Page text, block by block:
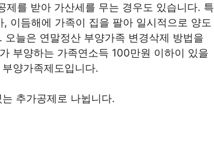
를 받아 가산세를 무는 경우도 있습니다. 특
이듬해에 가족이 집을 팔아 일시적으로 양도
늘은 연말정산 부양가족 변경삭제 방법을
부양하는 가족연소득 100만원 이하이 있을
양가족제도입니다.
추가공제로 나뉩니다.